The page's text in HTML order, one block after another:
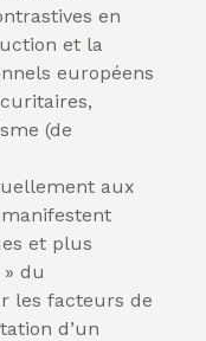
en
et la
européens
(de
aux
et plus
du
les facteurs de
d’un